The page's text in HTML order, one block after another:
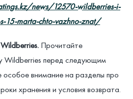
news/12570-wildberries-i-
15-marta-chto-vazhno-znat/
Прочитайте
Wildberries перед следующим
внимание на разделы про
хранения и условия возврата.